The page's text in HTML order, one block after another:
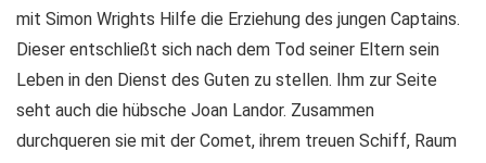
mit Simon Wrights Hilfe die Erziehung des jungen Captains.
Dieser entschließt sich nach dem Tod seiner Eltern sein
Leben in den Dienst des Guten zu stellen. Ihm zur Seite
seht auch die hübsche Joan Landor. Zusammen
durchqueren sie mit der Comet, ihrem treuen Schiff, Raum